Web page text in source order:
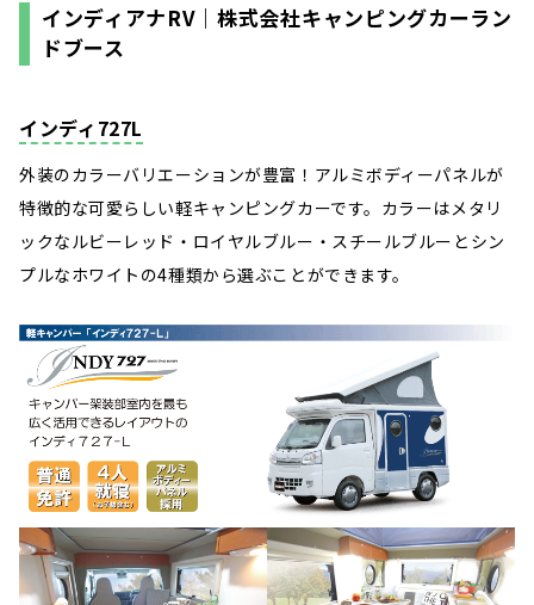
インディアナRV｜株式会社キャンピングカーラン
ドブース
インディ727L
外装のカラーバリエーションが豊富！アルミボディーパネルが
特徴的な可愛らしい軽キャンピングカーです。カラーはメタリ
ックなルビーレッド・ロイヤルブルー・スチールブルーとシン
プルなホワイトの4種類から選ぶことができます。